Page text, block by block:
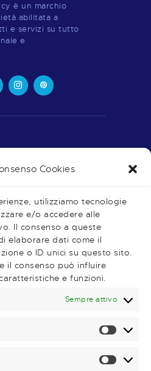
Cookies
utilizziamo tecnologie
e/o accedere alle
Il consenso a queste
elaborare dati come il
o ID unici su questo sito.
il consenso può influire
e funzioni.
Sempre attivo
è un marchio
abilitata a
e servizi su tutto
e
Web
Links